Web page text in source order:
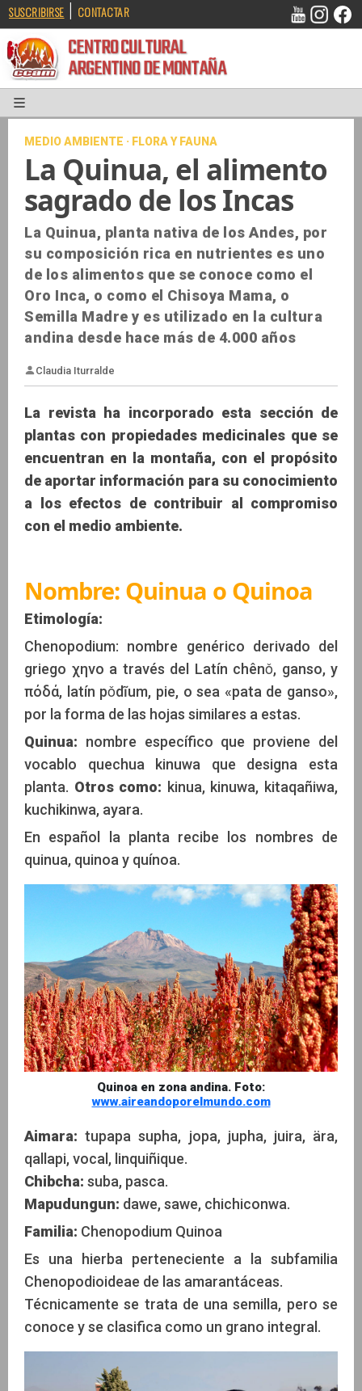
SUSCRIBIRSE | CONTACTAR
CENTRO CULTURAL
ARGENTINO DE MONTAÑA
MEDIO AMBIENTE · FLORA Y FAUNA
La Quinua, el alimento
sagrado de los Incas
La Quinua, planta nativa de los Andes, por
su composición rica en nutrientes es uno
de los alimentos que se conoce como el
Oro Inca, o como el Chisoya Mama, o
Semilla Madre y es utilizado en la cultura
andina desde hace más de 4.000 años
Claudia Iturralde
La revista ha incorporado esta sección de
plantas con propiedades medicinales que se
encuentran en la montaña, con el propósito
de aportar información para su conocimiento
a los efectos de contribuir al compromiso
con el medio ambiente.
Nombre: Quinua o Quinoa
Etimología:
Chenopodium: nombre genérico derivado del
griego χηνo a través del Latín chênǒ, ganso, y
πόδά, latín pǒdĩum, pie, o sea «pata de ganso»,
por la forma de las hojas similares a estas.
Quinua: nombre específico que proviene del
vocablo quechua kinuwa que designa esta
planta. Otros como: kinua, kinuwa, kitaqañiwa,
kuchikinwa, ayara.
En español la planta recibe los nombres de
quinua, quinoa y quínoa.
Quinoa en zona andina. Foto:
www.aireandoporelmundo.com
Aimara: tupapa supha, jopa, jupha, juira, ära,
qallapi, vocal, linquiñique.
Chibcha: suba, pasca.
Mapudungun: dawe, sawe, chichiconwa.
Familia: Chenopodium Quinoa
Es una hierba perteneciente a la subfamilia
Chenopodioideae de las amarantáceas.
Técnicamente se trata de una semilla, pero se
conoce y se clasifica como un grano integral.